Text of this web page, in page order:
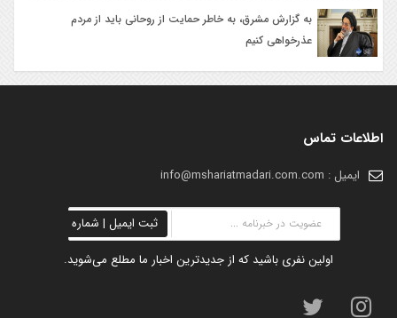
به گزارش مشرق، به خاطر حمایت از روحانی باید از مردم
عذرخواهی کنیم
اطلاعات تماس
ایمیل : info@mshariatmadari.com.com
ثبت ایمیل | شماره
اولین نفری باشید که از جدیدترین اخبار ما مطلع می‌شوید.